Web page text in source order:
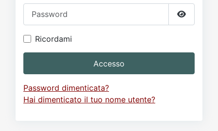
Mostra
Ricordami
Accesso
Password dimenticata?
Hai dimenticato il tuo nome utente?